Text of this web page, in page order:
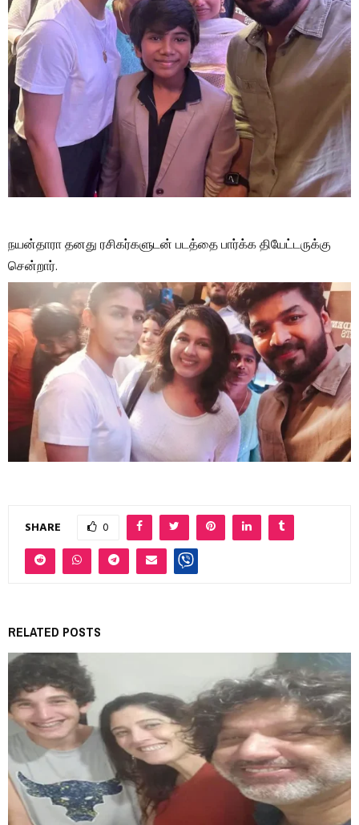
நயன்தாரா தனது ரசிகர்களுடன் படத்தை பார்க்க தியேட்டருக்கு
சென்றார்.
SHARE 0
RELATED POSTS